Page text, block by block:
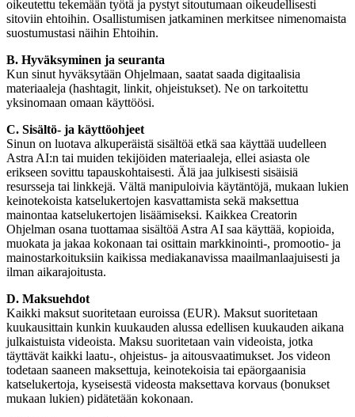
oikeutettu tekemään työtä ja pystyt sitoutumaan oikeudellisesti
sitoviin ehtoihin. Osallistumisen jatkaminen merkitsee nimenomaista
suostumustasi näihin Ehtoihin.
B. Hyväksyminen ja seuranta
Kun sinut hyväksytään Ohjelmaan, saatat saada digitaalisia
materiaaleja (hashtagit, linkit, ohjeistukset). Ne on tarkoitettu
yksinomaan omaan käyttöösi.
C. Sisältö- ja käyttöohjeet
Sinun on luotava alkuperäistä sisältöä etkä saa käyttää uudelleen
Astra AI:n tai muiden tekijöiden materiaaleja, ellei asiasta ole
erikseen sovittu tapauskohtaisesti. Älä jaa julkisesti sisäisiä
resursseja tai linkkejä. Vältä manipuloivia käytäntöjä, mukaan lukien
keinotekoista katselukertojen kasvattamista sekä maksettua
mainontaa katselukertojen lisäämiseksi. Kaikkea Creatorin
Ohjelman osana tuottamaa sisältöä Astra AI saa käyttää, kopioida,
muokata ja jakaa kokonaan tai osittain markkinointi-, promootio- ja
mainostarkoituksiin kaikissa mediakanavissa maailmanlaajuisesti ja
ilman aikarajoitusta.
D. Maksuehdot
Kaikki maksut suoritetaan euroissa (EUR). Maksut suoritetaan
kuukausittain kunkin kuukauden alussa edellisen kuukauden aikana
julkaistuista videoista. Maksu suoritetaan vain videoista, jotka
täyttävät kaikki laatu-, ohjeistus- ja aitousvaatimukset. Jos videon
todetaan saaneen maksettuja, keinotekoisia tai epäorgaanisia
katselukertoja, kyseisestä videosta maksettava korvaus (bonukset
mukaan lukien) pidätetään kokonaan.